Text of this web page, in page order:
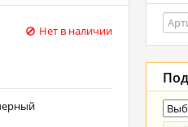
Нет в наличии